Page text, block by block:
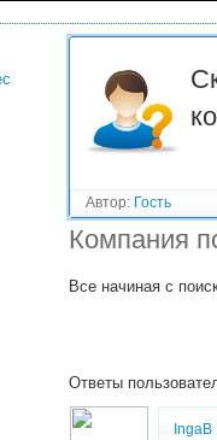
на
Автор: Гость
Компания
Все начиная с
Ответы
IngaB